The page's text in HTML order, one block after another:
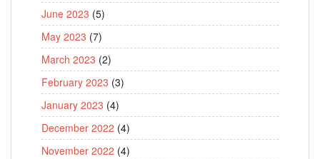
June 2023 (5)
May 2023 (7)
March 2023 (2)
February 2023 (3)
January 2023 (4)
December 2022 (4)
November 2022 (4)